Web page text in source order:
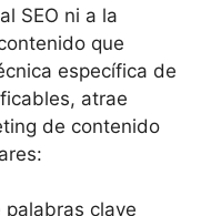
SEO ni a la
que
específica de
atrae
de contenido
clave